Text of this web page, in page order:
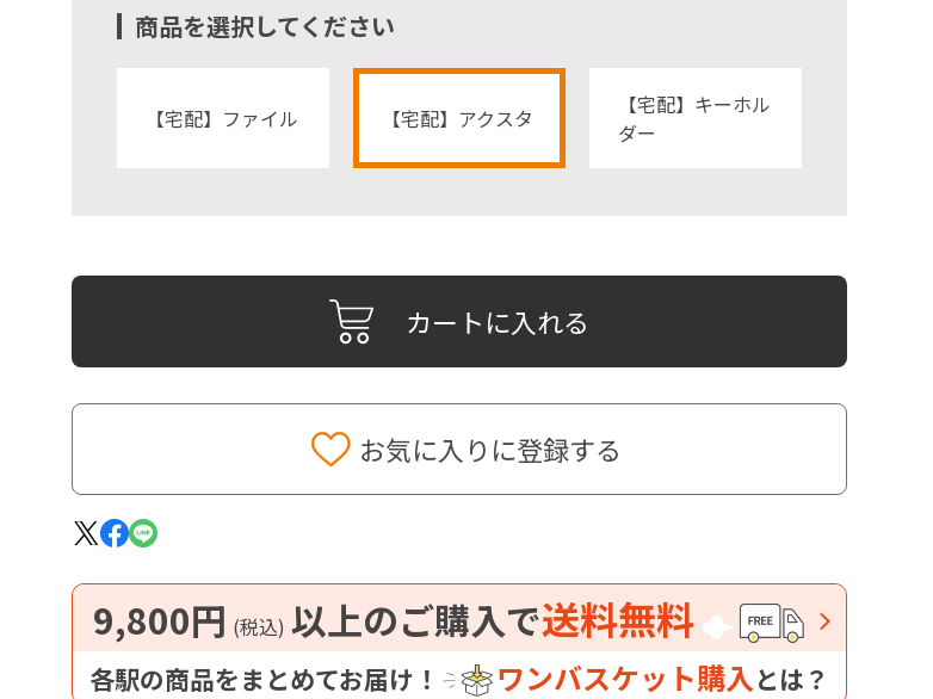
商品を選択してください
【宅配】ファイル 【宅配】アクスタ
【宅配】キーホル
ダー
カートに入れる
お気に入りに登録する
9,800円 (税込) 以上のご購入で送料無料
各駅の商品をまとめてお届け！ ワンバスケット購入とは？